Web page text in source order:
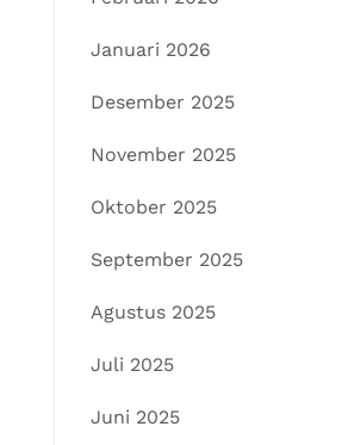
Januari 2026
Desember 2025
November 2025
Oktober 2025
September 2025
Agustus 2025
Juli 2025
Juni 2025